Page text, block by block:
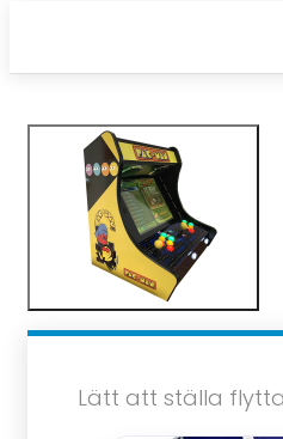
Lätt att ställa